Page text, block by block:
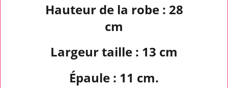
Hauteur de la robe : 28
cm
Largeur taille : 13 cm
Épaule : 11 cm.